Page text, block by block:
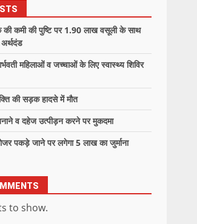
की कमी की पुष्टि पर 1.90 लाख वसूली के साथ
महिलाओं व जच्चाओं के लिए स्वास्थ्य शिविर
की सड़क हादसे में मौत
व दहेज उत्पीड़न करने पर मुकदमा
पकड़े जाने पर लगेगा 5 लाख का जुर्माना
to show.